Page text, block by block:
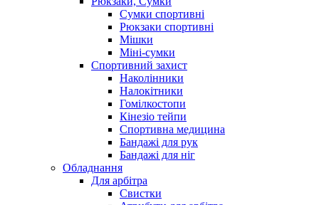
Сумки спортивні
Рюкзаки спортивні
Мішки
Міні-сумки
Спортивний захист
Наколінники
Налокітники
Гомілкостопи
Кінезіо тейпи
Спортивна медицина
Бандажі для рук
Бандажі для ніг
Обладнання
Для арбітра
Свистки